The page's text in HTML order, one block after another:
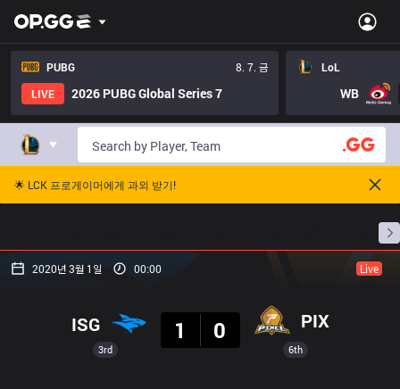
PUBG
8. 7. 금
LIVE
2026 PUBG Global Series 7
LoL
WB
🌟 LCK 프로게이머에게 과외 받기!
프로빌
2020년 3월 1일 00:00 Live
3rd
ISG
1
0 PIX
6th